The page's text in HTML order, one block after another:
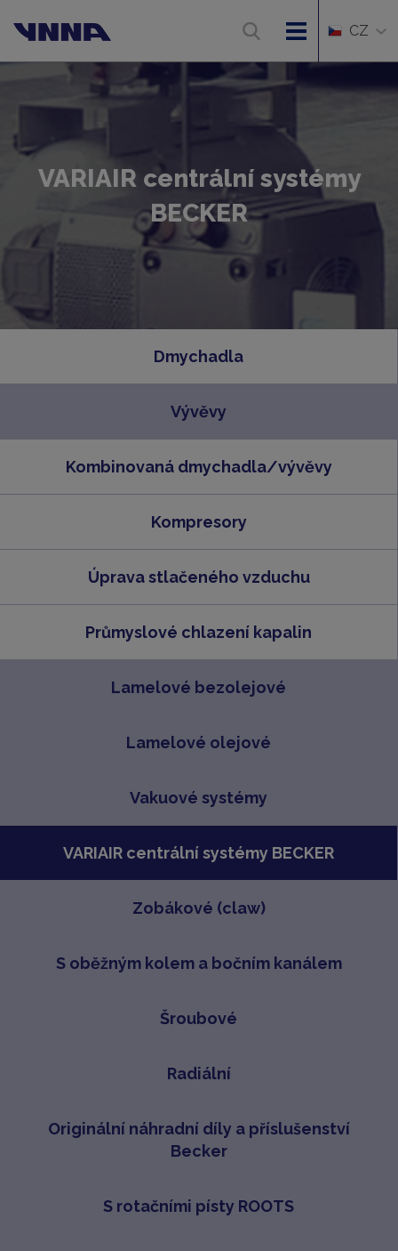
CZ
VARIAIR centrální systémy
BECKER
Dmychadla
Vývěvy
Kombinovaná dmychadla/vývěvy
Kompresory
Úprava stlačeného vzduchu
Průmyslové chlazení kapalin
Lamelové bezolejové
Lamelové olejové
Vakuové systémy
VARIAIR centrální systémy BECKER
Zobákové (claw)
S oběžným kolem a bočním kanálem
Šroubové
Radiální
Originální náhradní díly a příslušenství
Becker
S rotačními písty ROOTS